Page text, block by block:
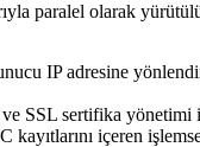
paralel olarak
IP adresine
SSL sertifika yönetimi
içeren